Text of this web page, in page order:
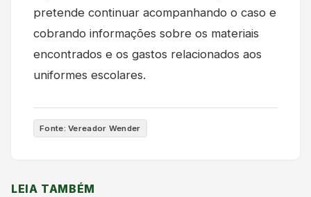
pretende continuar acompanhando o caso e
cobrando informações sobre os materiais
encontrados e os gastos relacionados aos
uniformes escolares.
Fonte: Vereador Wender
LEIA TAMBÉM